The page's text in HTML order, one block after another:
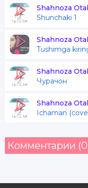
Men seni tanho
Ham yo'g'u boringman
Ey jonim
Sev mani sev sev
Ketgazma yoningdan
Ey jonim
Men seni tanho
Ham yo'g'u
Shahnoza
Shunchaki 1
Shahnoza
Tushimga
Shahnoza
Чурачон
Shahnoza
Ichaman
Комментарии